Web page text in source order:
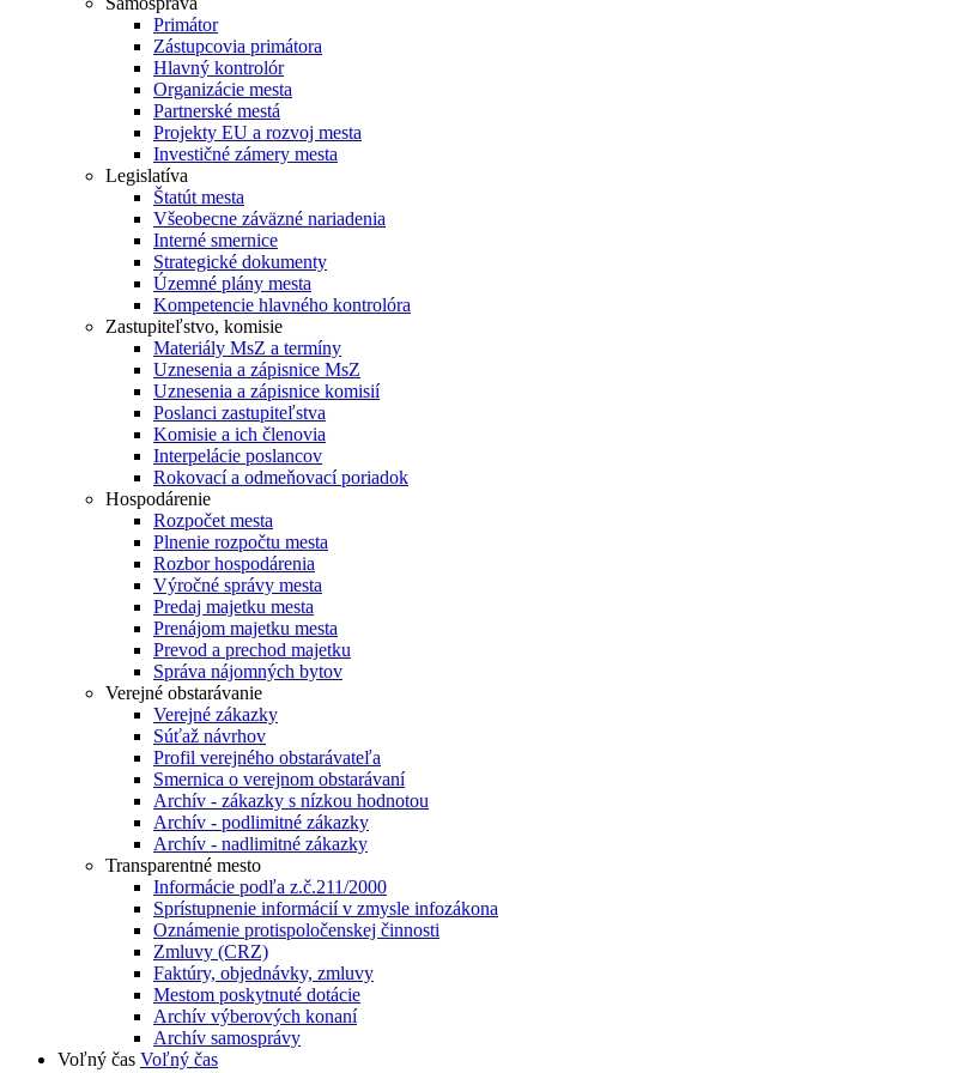
Primátor
Zástupcovia primátora
Hlavný kontrolór
Organizácie mesta
Partnerské mestá
Projekty EU a rozvoj mesta
Investičné zámery mesta
Legislatíva
Štatút mesta
Všeobecne záväzné nariadenia
Interné smernice
Strategické dokumenty
Územné plány mesta
Kompetencie hlavného kontrolóra
Zastupiteľstvo, komisie
Materiály MsZ a termíny
Uznesenia a zápisnice MsZ
Uznesenia a zápisnice komisií
Poslanci zastupiteľstva
Komisie a ich členovia
Interpelácie poslancov
Rokovací a odmeňovací poriadok
Hospodárenie
Rozpočet mesta
Plnenie rozpočtu mesta
Rozbor hospodárenia
Výročné správy mesta
Predaj majetku mesta
Prenájom majetku mesta
Prevod a prechod majetku
Správa nájomných bytov
Verejné obstarávanie
Verejné zákazky
Súťaž návrhov
Profil verejného obstarávateľa
Smernica o verejnom obstarávaní
Archív - zákazky s nízkou hodnotou
Archív - podlimitné zákazky
Archív - nadlimitné zákazky
Transparentné mesto
Informácie podľa z.č.211/2000
Sprístupnenie informácií v zmysle infozákona
Oznámenie protispoločenskej činnosti
Zmluvy (CRZ)
Faktúry, objednávky, zmluvy
Mestom poskytnuté dotácie
Archív výberových konaní
Archív samosprávy
Voľný čas Voľný čas